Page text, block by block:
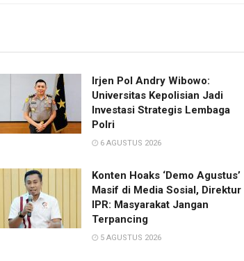
Irjen Pol Andry Wibowo:
Universitas Kepolisian Jadi
Investasi Strategis Lembaga
Polri
6 AGUSTUS 2026
Konten Hoaks ‘Demo Agustus’
Masif di Media Sosial, Direktur
IPR: Masyarakat Jangan
Terpancing
5 AGUSTUS 2026